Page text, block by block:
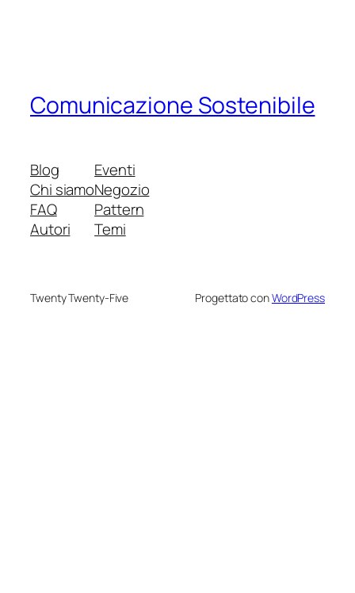
Comunicazione Sostenibile
Blog
Chi siamo
FAQ
Autori
Eventi
Negozio
Pattern
Temi
Twenty Twenty-Five Progettato conWordPress